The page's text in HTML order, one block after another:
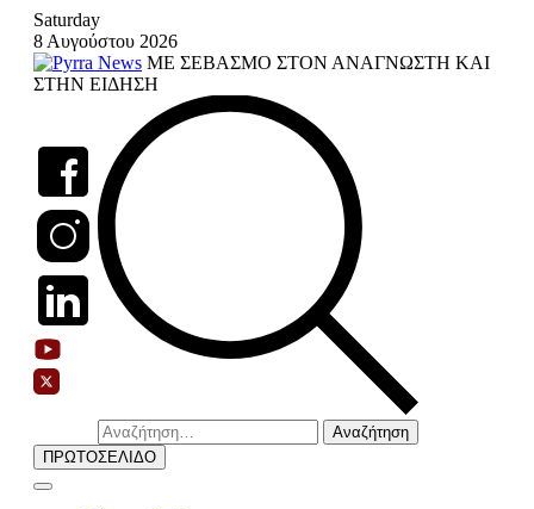
Skip
content
Saturday
8 Αυγούστου 2026
ΜΕ ΣΕΒΑΣΜΟ ΣΤΟΝ ΑΝΑΓΝΩΣΤΗ ΚΑΙ
ΣΤΗΝ ΕΙΔΗΣΗ
Αναζήτηση
για:
ΠΡΩΤΟΣΕΛΙΔΟ